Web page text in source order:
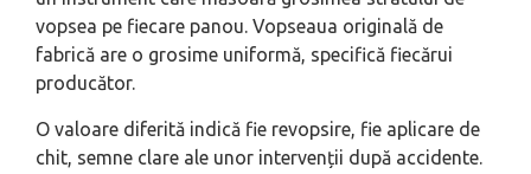
vopsea pe fiecare panou. Vopseaua originală de
fabrică are o grosime uniformă, specifică fiecărui
producător.
O valoare diferită indică fie revopsire, fie aplicare de
chit, semne clare ale unor intervenții după accidente.